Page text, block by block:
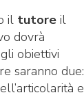
il tutore il
dovrà
obiettivi
saranno due:
e